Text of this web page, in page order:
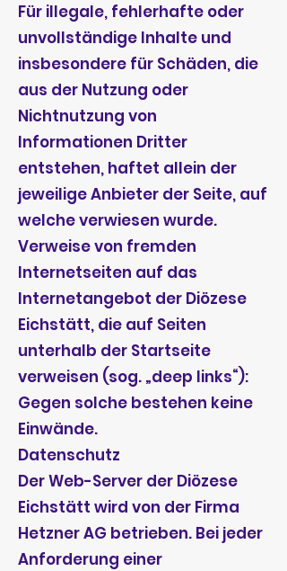
Für illegale, fehlerhafte oder
unvollständige Inhalte und
insbesondere für Schäden, die
aus der Nutzung oder
Nichtnutzung von
Informationen Dritter
entstehen, haftet allein der
jeweilige Anbieter der Seite, auf
welche verwiesen wurde.
Verweise von fremden
Internetseiten auf das
Internetangebot der Diözese
Eichstätt, die auf Seiten
unterhalb der Startseite
verweisen (sog. „deep links“):
Gegen solche bestehen keine
Einwände.
Datenschutz
Der Web-Server der Diözese
Eichstätt wird von der Firma
Hetzner AG betrieben. Bei jeder
Anforderung einer